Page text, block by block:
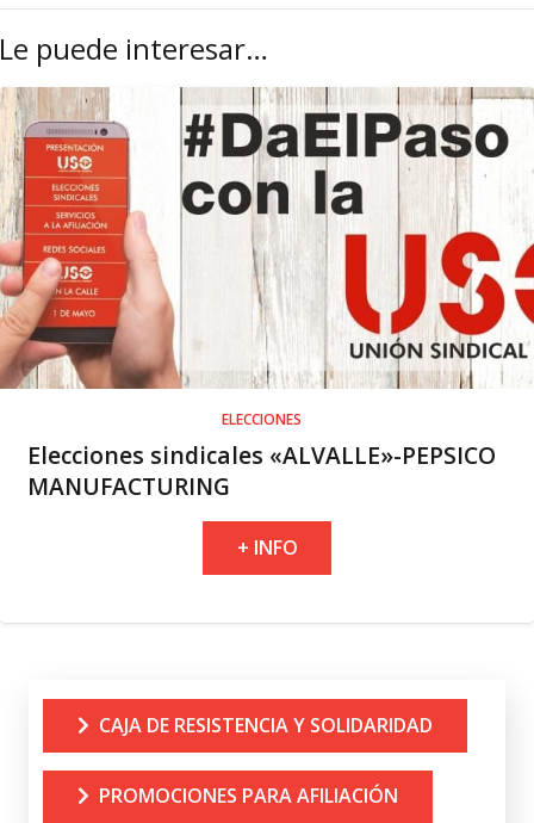
Le puede interesar…
ELECCIONES
Elecciones sindicales «ALVALLE»-PEPSICO
MANUFACTURING
+ INFO
CAJA DE RESISTENCIA Y SOLIDARIDAD
PROMOCIONES PARA AFILIACIÓN